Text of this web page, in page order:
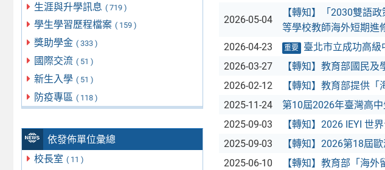
生涯與升學訊息 ( 719 )
學生學習歷程檔案 ( 159 )
獎助學金 ( 333 )
國際交流 ( 51 )
新生入學 ( 51 )
防疫專區 ( 118 )
依發佈單位彙總
校長室 ( 11 )
2026-05-04
【轉知】「2030雙語
等學校教師海外短期進
2026-04-23 重要 臺北市立成功高
2026-03-27 【轉知】教育部國民
2026-02-12 【轉知】教育部提供
2025-11-24 第10屆2026年臺灣高
2025-09-03 【轉知】2026 IEYI 世
2025-09-03 【轉知】2026第18屆
2025-06-10 【轉知】教育部「海外